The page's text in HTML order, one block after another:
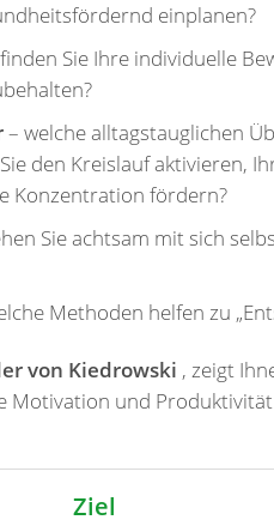
einplanen?
Sie Ihre individuelle
– welche alltagstauglichen
den Kreislauf aktivieren,
Konzentration fördern?
Sie achtsam mit sich
Methoden helfen zu
von Kiedrowski , zeigt
Motivation und
Ziel